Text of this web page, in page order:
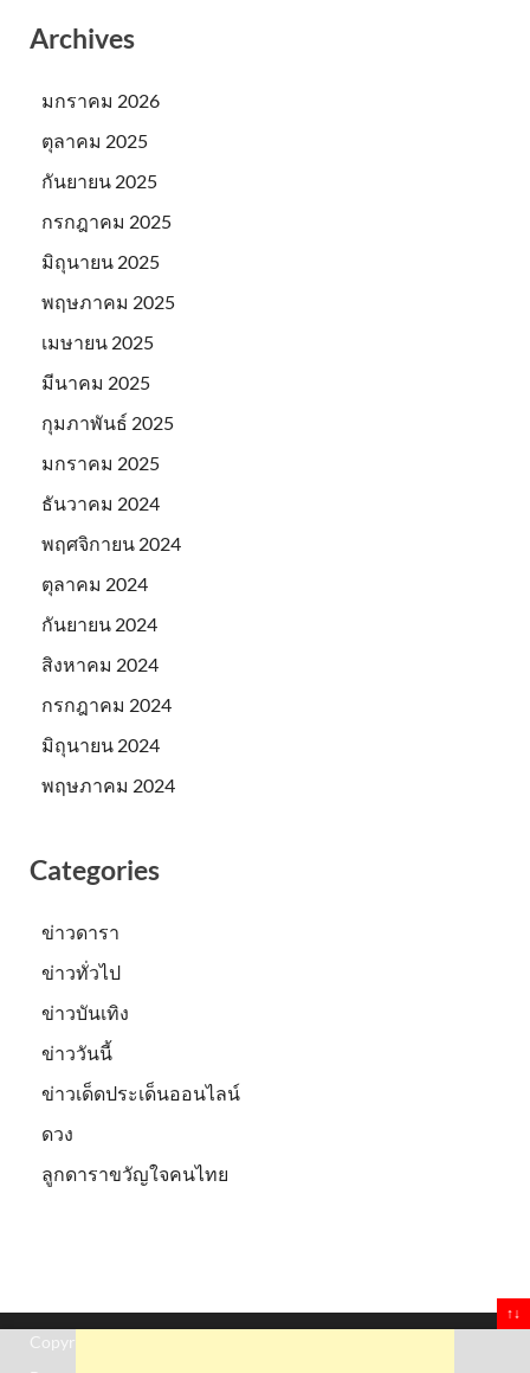
Archives
มกราคม 2026
ตุลาคม 2025
กันยายน 2025
กรกฎาคม 2025
มิถุนายน 2025
พฤษภาคม 2025
เมษายน 2025
มีนาคม 2025
กุมภาพันธ์ 2025
มกราคม 2025
ธันวาคม 2024
พฤศจิกายน 2024
ตุลาคม 2024
กันยายน 2024
สิงหาคม 2024
กรกฎาคม 2024
มิถุนายน 2024
พฤษภาคม 2024
Categories
ข่าวดารา
ข่าวทั่วไป
ข่าวบันเทิง
ข่าววันนี้
ข่าวเด็ดประเด็นออนไลน์
ดวง
ลูกดาราขวัญใจคนไทย
Copyright © 2026
↑↓